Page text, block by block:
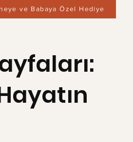
ve Babaya Özel Hediye